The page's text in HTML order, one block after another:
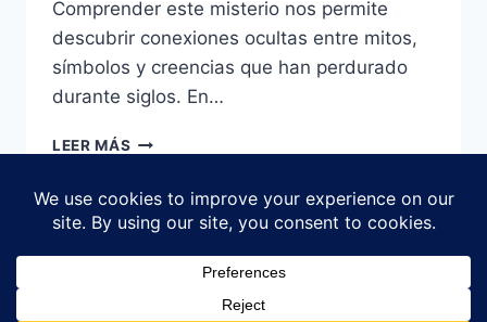
Comprender este misterio nos permite
descubrir conexiones ocultas entre mitos,
símbolos y creencias que han perdurado
durante siglos. En…
LEER MÁS
LOS
DIOSES
GEMELOS:
DUALIDAD,
ARQUETIPOS
Kadence WP